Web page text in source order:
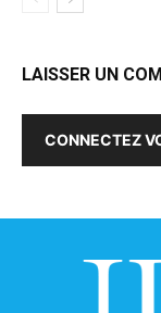
LAISSER UN
CONNECTEZ